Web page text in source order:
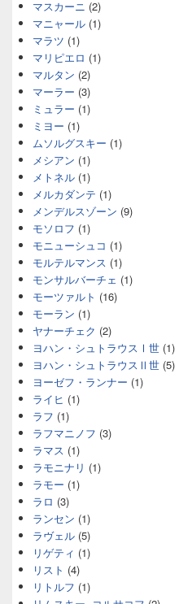
マスカーニ (2)
マニャール (1)
マラツ (1)
マリピエロ (1)
マルタン (2)
マーラー (3)
ミュラー (1)
ミヨー (1)
ムソルグスキー (1)
メシアン (1)
メトネル (1)
メルカダンテ (1)
メンデルスゾーン (9)
モソロフ (1)
モニューシュコ (1)
モルテルマンス (1)
モンサルバーチェ (1)
モーツァルト (16)
モーラン (1)
ヤナーチェク (2)
ヨハン・シュトラウスⅠ世 (1)
ヨハン・シュトラウスⅡ世 (5)
ヨーゼフ・ランナー (1)
ライヒ (1)
ラフ (1)
ラフマニノフ (3)
ラマス (1)
ラモニナリ (1)
ラモー (1)
ラロ (3)
ランセン (1)
ラヴェル (5)
リゲティ (1)
リスト (4)
リトルフ (1)